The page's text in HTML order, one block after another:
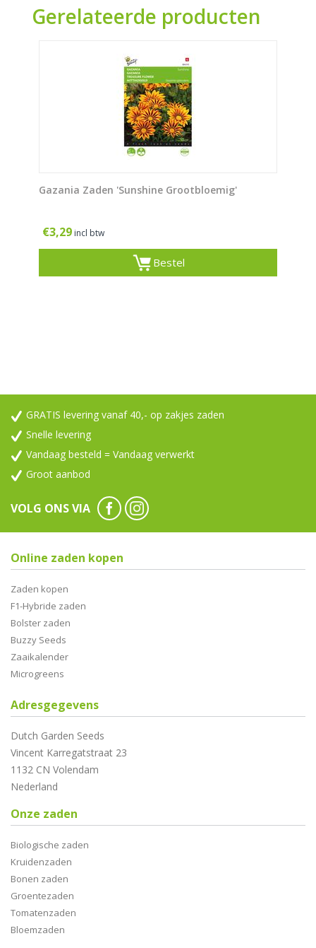
Gerelateerde producten
Gazania Zaden 'Sunshine Grootbloemig'
€3,29 incl btw
Bestel
GRATIS levering vanaf 40,- op zakjes zaden
Snelle levering
Vandaag besteld = Vandaag verwerkt
Groot aanbod
VOLG ONS VIA
Online zaden kopen
Zaden kopen
F1-Hybride zaden
Bolster zaden
Buzzy Seeds
Zaaikalender
Microgreens
Adresgegevens
Dutch Garden Seeds
Vincent Karregatstraat 23
1132 CN Volendam
Nederland
Onze zaden
Biologische zaden
Kruidenzaden
Bonen zaden
Groentezaden
Tomatenzaden
Bloemzaden